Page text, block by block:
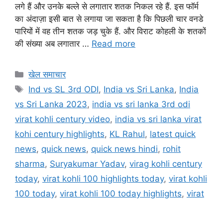
लगे हैं और उनके बल्ले से लगातार शतक निकल रहे हैं. इस फॉर्म
का अंदाज़ा इसी बात से लगाया जा सकता है कि पिछली चार वनडे
पारियों में वह तीन शतक जड़ चुके हैं. और विराट कोहली के शतकों
की संख्या अब लगातार … Read more
खेल समाचार
Ind vs SL 3rd ODI, India vs Sri Lanka, India
vs Sri Lanka 2023, india vs sri lanka 3rd odi
virat kohli century video, india vs sri lanka virat
kohi century highlights, KL Rahul, latest quick
news, quick news, quick news hindi, rohit
sharma, Suryakumar Yadav, virag kohli century
today, virat kohli 100 highlights today, virat kohli
100 today, virat kohli 100 today highlights, virat